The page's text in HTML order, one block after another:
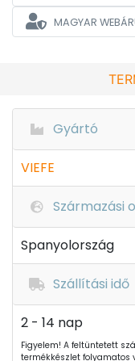
MAGYAR
Gyártó
VIEFE
Származási
Spanyolország
Szállítási idő
2 - 14 nap
Figyelem! A feltüntetett
termékkészlet folyamatos